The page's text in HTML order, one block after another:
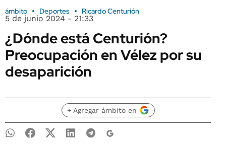
ámbito Deportes Ricardo Centurión
5 de junio 2024 - 21:33
¿Dónde está Centurión?
Preocupación en Vélez por su
desaparición
+ Agregar ámbito en